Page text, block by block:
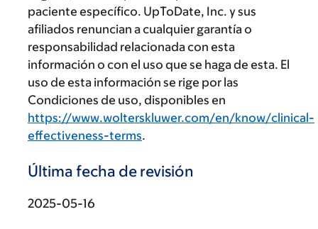
paciente específico. UpToDate, Inc. y sus
afiliados renuncian a cualquier garantía o
responsabilidad relacionada con esta
información o con el uso que se haga de esta. El
uso de esta información se rige por las
Condiciones de uso, disponibles en
https://www.wolterskluwer.com/en/know/clinical-
effectiveness-terms.
Última fecha de revisión
2025-05-16